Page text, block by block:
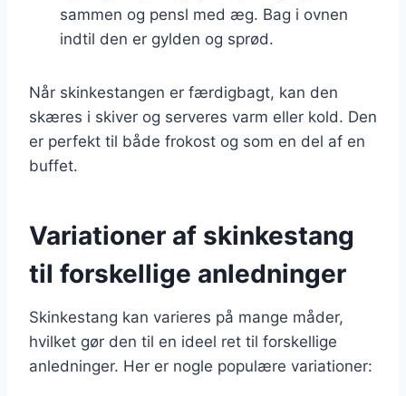
sammen og pensl med æg. Bag i ovnen
indtil den er gylden og sprød.
Når skinkestangen er færdigbagt, kan den
skæres i skiver og serveres varm eller kold. Den
er perfekt til både frokost og som en del af en
buffet.
Variationer af skinkestang
til forskellige anledninger
Skinkestang kan varieres på mange måder,
hvilket gør den til en ideel ret til forskellige
anledninger. Her er nogle populære variationer: